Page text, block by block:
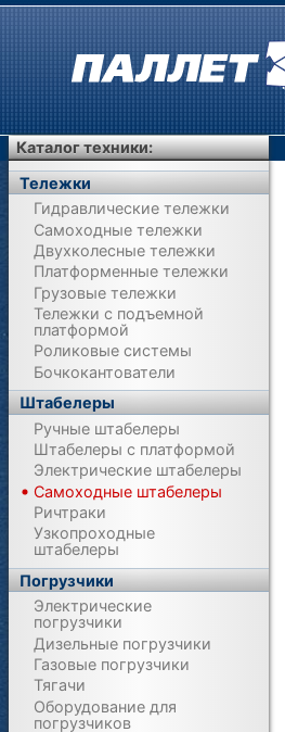
Каталог техники:
Тележки
Гидравлические тележки
Самоходные тележки
Двухколесные тележки
Платформенные тележки
Грузовые тележки
Тележки с подъемной
платформой
Роликовые системы
Бочкокантователи
Штабелеры
Ручные штабелеры
Штабелеры с платформой
Электрические штабелеры
Самоходные штабелеры
Ричтраки
Узкопроходные
штабелеры
Погрузчики
Электрические
погрузчики
Дизельные погрузчики
Газовые погрузчики
Тягачи
Оборудование для
погрузчиков